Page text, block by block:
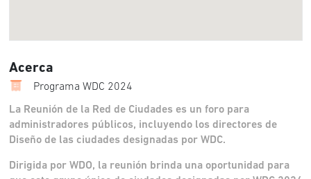
Acerca
Programa WDC 2024
La Reunión de la Red de Ciudades es un foro para
administradores públicos, incluyendo los directores de
Diseño de las ciudades designadas por WDC.
Dirigida por WDO, la reunión brinda una oportunidad para